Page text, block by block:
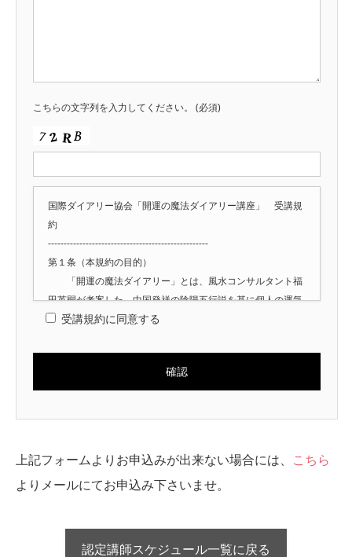
こちらの文字列を入力してください。 (必須)
国際ダイアリー協会「開運の魔法ダイアリー講座」 受講規
約
---------------------------------------------------
第１条（本規約の目的）
「開運の魔法ダイアリー」とは、風水コンサルタント福
田英嗣が考案した、中国発祥の陰陽五行説を基に個人の運気
の吉凶をバイオリズム化したカレンダー（暦）であり、本規
める国際ダイアリー協会（以下、「当協会」という。）が主
催する講座及び当協会が認定する講師（以下、「認定講師」
という。）が開催する講座（以下、併せて「本講座」とい
本講座の種類は、以下のとおりとする。
（１）「開運の魔法ダイアリー」鑑定士講座
（２）「開運の魔法ダイアリー」認定講師育成講座
鑑定士講座は、当協会本部（代表及び副代表）及び認定講師
が当協会の承諾を得て主催する。
受講規約に同意する
上記フォームよりお申込みが出来ない場合には、 こちら
よりメールにてお申込み下さいませ。
認定講師スケジュール一覧に戻る